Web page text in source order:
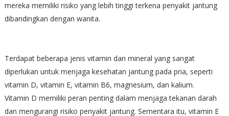
mereka memiliki risiko yang lebih tinggi terkena penyakit jantung
dibandingkan dengan wanita.
Terdapat beberapa jenis vitamin dan mineral yang sangat
diperlukan untuk menjaga kesehatan jantung pada pria, seperti
vitamin D, vitamin E, vitamin B6, magnesium, dan kalium.
Vitamin D memiliki peran penting dalam menjaga tekanan darah
dan mengurangi risiko penyakit jantung. Sementara itu, vitamin E